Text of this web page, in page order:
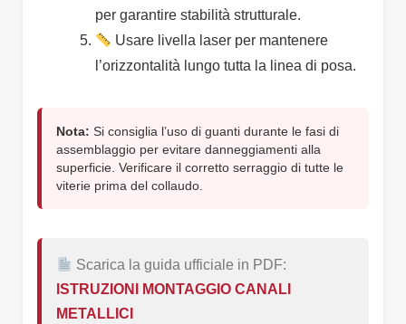
per garantire stabilità strutturale.
Usare livella laser per mantenere
l’orizzontalità lungo tutta la linea di posa.
Nota: Si consiglia l’uso di guanti durante le fasi di
assemblaggio per evitare danneggiamenti alla
superficie. Verificare il corretto serraggio di tutte le
viterie prima del collaudo.
Scarica la guida ufficiale in PDF:
ISTRUZIONI MONTAGGIO CANALI
METALLICI